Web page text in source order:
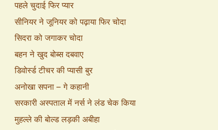
पहले चुदाई फिर प्यार
सीनियर ने जूनियर को पढ़ाया फिर चोदा
सिदरा को जगाकर चोदा
बहन ने खुद बोब्स दबवाए
डिवोर्स्ड टीचर की प्यासी बुर
अनोखा सपना – गे कहानी
सरकारी अस्पताल में नर्स ने लंड चेक किया
मुहल्ले की बोल्ड लड़की अबीहा